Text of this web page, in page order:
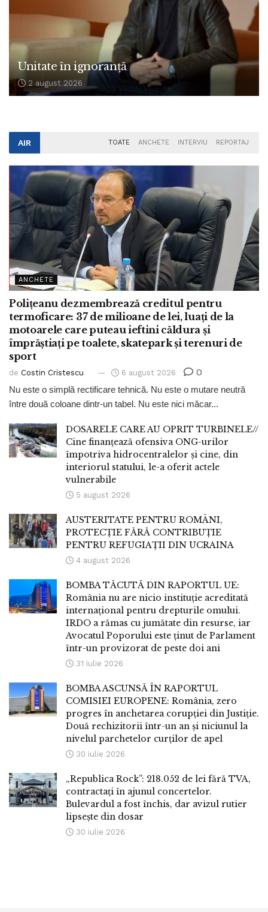
Unitate în ignoranță
2 august 2026
AIR TOATE ANCHETE INTERVIU REPORTAJ
ANCHETE
Polițeanu dezmembrează creditul pentru
termoficare: 37 de milioane de lei, luați de la
motoarele care puteau ieftini căldura și
împrăștiați pe toalete, skatepark și terenuri de
sport
de Costin Cristescu 6 august 2026 0
Nu este o simplă rectificare tehnică. Nu este o mutare neutră
între două coloane dintr-un tabel. Nu este nici măcar...
DOSARELE CARE AU OPRIT TURBINELE//
Cine finanțează ofensiva ONG-urilor
împotriva hidrocentralelor și cine, din
interiorul statului, le-a oferit actele
vulnerabile
5 august 2026
AUSTERITATE PENTRU ROMÂNI,
PROTECȚIE FĂRĂ CONTRIBUȚIE
PENTRU REFUGIAȚII DIN UCRAINA
4 august 2026
BOMBA TĂCUTĂ DIN RAPORTUL UE:
România nu are nicio instituție acreditată
internațional pentru drepturile omului.
IRDO a rămas cu jumătate din resurse, iar
Avocatul Poporului este ținut de Parlament
într-un provizorat de peste doi ani
31 iulie 2026
BOMBA ASCUNSĂ ÎN RAPORTUL
COMISIEI EUROPENE: România, zero
progres în anchetarea corupției din Justiție.
Două rechizitorii într-un an și niciunul la
nivelul parchetelor curților de apel
30 iulie 2026
„Republica Rock”: 218.052 de lei fără TVA,
contractați în ajunul concertelor.
Bulevardul a fost închis, dar avizul rutier
lipsește din dosar
30 iulie 2026